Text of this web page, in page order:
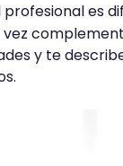
es
y te